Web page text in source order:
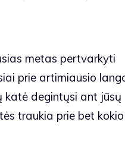
metas pertvarkyti
prie artimiausio
katė degintųsi ant jūsų
traukia prie bet kokio